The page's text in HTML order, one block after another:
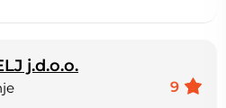
j.d.o.o.
9